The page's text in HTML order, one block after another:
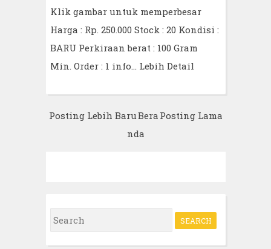
Klik gambar untuk memperbesar
Harga : Rp. 250.000 Stock : 20 Kondisi :
BARU Perkiraan berat : 100 Gram
Min. Order : 1 info…
Lebih Detail
Posting Lebih Baru Posting Lama
Bera
nda
S
e